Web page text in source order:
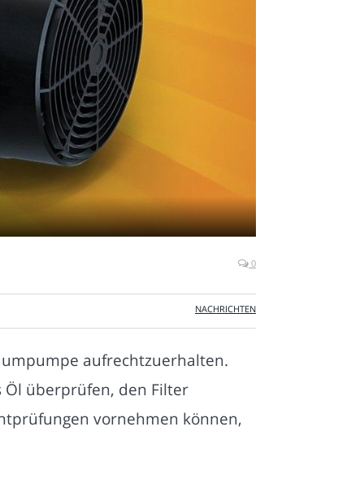
0
NACHRICHTEN
aufrechtzuerhalten.
Öl überprüfen, den Filter
vornehmen können,